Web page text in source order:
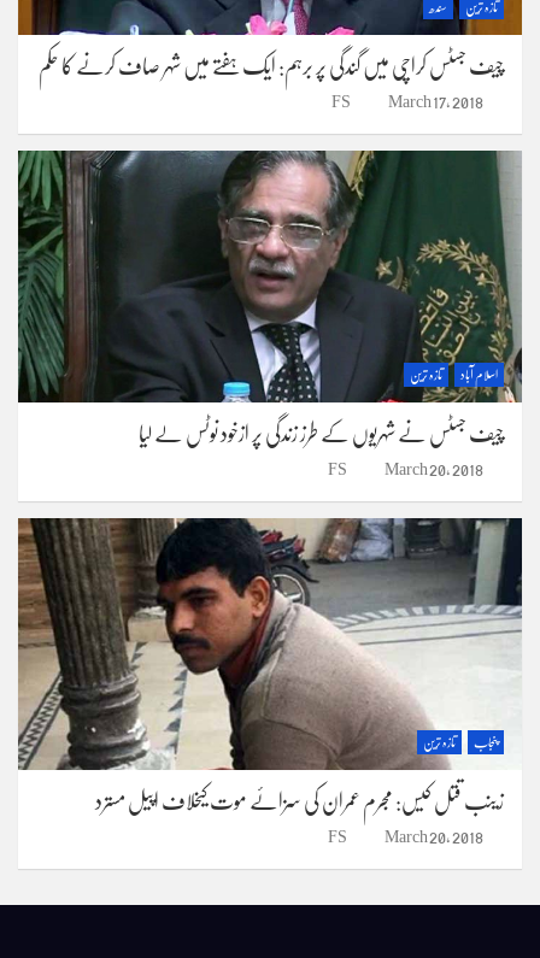
تازہ ترین سندھ
چیف جسٹس کراچی میں گندگی پر برہم: ایک ہفتے میں شہر صاف کرنے کا حکم
March 17, 2018
FS
اسلام آباد تازہ ترین
چیف جسٹس نے شہریوں کے طرز زندگی پر ازخود نوٹس لے لیا
March 20, 2018
FS
پنجاب تازہ ترین
زینب قتل کیس: مجرم عمران کی سزائے موت کیخلاف اپیل مسترد
March 20, 2018
FS